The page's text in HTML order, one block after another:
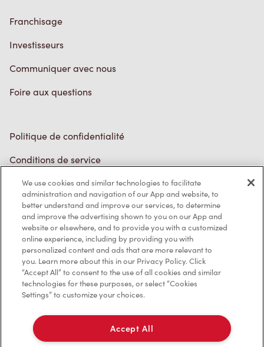
Communiquer avec nous
Foire aux questions
Politique de confidentialité
Marques de commerce
Accessibilité
Diagnostic
Contactez-nous
TM & © Tim Hortons, 2023
EN/CA
We use cookies and similar technologies to facilitate
administration and navigation of our App and website, to
better understand and improve our services, to determine
and improve the advertising shown to you on our App and
website or elsewhere, and to provide you with a customized
online experience, including by providing you with
personalized content and ads that are more relevant to
you. Learn more about this in our Privacy Policy. Click
“Accept All” to consent to the use of all cookies and similar
technologies for these purposes, or select “Cookies
Settings” to customize your choices.
Accept All